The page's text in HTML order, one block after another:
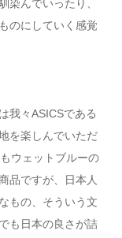
染んでいったり、
のにしていく感覚
我々ASICSである
を楽しんでいただ
ウェットブルーの
品ですが、日本人
もの、そういう文
も日本の良さが詰